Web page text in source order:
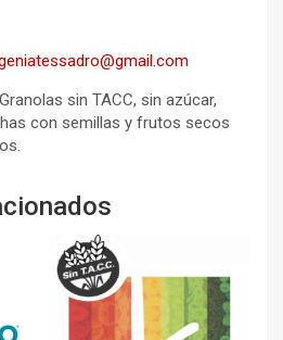
Granolas sin TACC, sin azúcar,
con semillas y frutos secos